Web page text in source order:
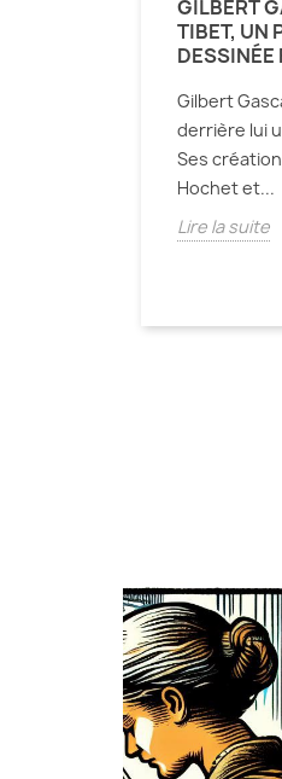
GILBERT
TIBET, UN
DESSINÉE
Gilbert
derrière lui
Ses
Hochet et...
Lire la suite